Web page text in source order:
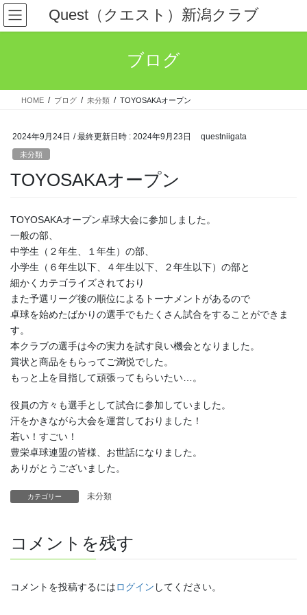
コ
ン
テ
ス
ナ
ビ
ゲ
ン
Quest（クエスト）新潟クラブ
ブログ
HOME ブログ 未分類 TOYOSAKAオープン
2024年9月24日 / 最終更新日時 : 2024年9月23日 questniigata
未分類
TOYOSAKAオープン
TOYOSAKAオープン卓球大会に参加しました。
一般の部、
中学生（２年生、１年生）の部、
小学生（６年生以下、４年生以下、２年生以下）の部と
細かくカテゴライズされており
また予選リーグ後の順位によるトーナメントがあるので
卓球を始めたばかりの選手でもたくさん試合をすることができま
す。
本クラブの選手は今の実力を試す良い機会となりました。
賞状と商品をもらってご満悦でした。
もっと上を目指して頑張ってもらいたい…。
役員の方々も選手として試合に参加していました。
汗をかきながら大会を運営しておりました！
若い！すごい！
豊栄卓球連盟の皆様、お世話になりました。
ありがとうございました。
カテゴリー 未分類
コメントを残す
コメントを投稿するにはログイン してください。